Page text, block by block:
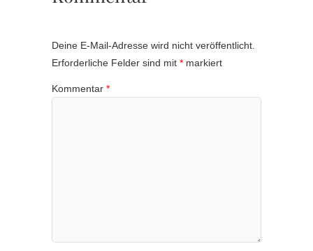
Deine E-Mail-Adresse wird nicht veröffentlicht.
Erforderliche Felder sind mit * markiert
Kommentar *